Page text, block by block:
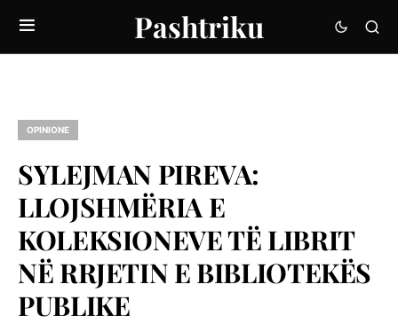
Pashtriku
OPINIONE
SYLEJMAN PIREVA:
LLOJSHMËRIA E
KOLEKSIONEVE TË LIBRIT
NЁ RRJETIN E BIBLIOTEKËS
PUBLIKE